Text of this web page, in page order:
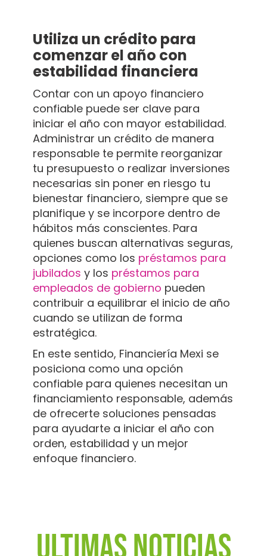
Utiliza un crédito para
comenzar el año con
estabilidad financiera
Contar con un apoyo financiero
confiable puede ser clave para
iniciar el año con mayor estabilidad.
Administrar un crédito de manera
responsable te permite reorganizar
tu presupuesto o realizar inversiones
necesarias sin poner en riesgo tu
bienestar financiero, siempre que se
planifique y se incorpore dentro de
hábitos más conscientes. Para
quienes buscan alternativas seguras,
opciones como los préstamos para
jubilados y los préstamos para
empleados de gobierno pueden
contribuir a equilibrar el inicio de año
cuando se utilizan de forma
estratégica.
En este sentido, Financiería Mexi se
posiciona como una opción
confiable para quienes necesitan un
financiamiento responsable, además
de ofrecerte soluciones pensadas
para ayudarte a iniciar el año con
orden, estabilidad y un mejor
enfoque financiero.